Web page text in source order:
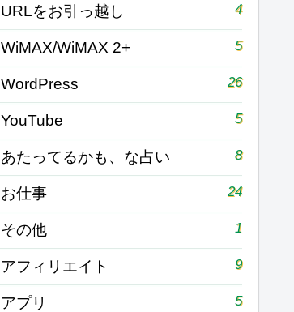
URLをお引っ越し 4
WiMAX/WiMAX 2+ 5
WordPress 26
YouTube 5
あたってるかも、な占い 8
お仕事 24
その他 1
アフィリエイト 9
アプリ 5